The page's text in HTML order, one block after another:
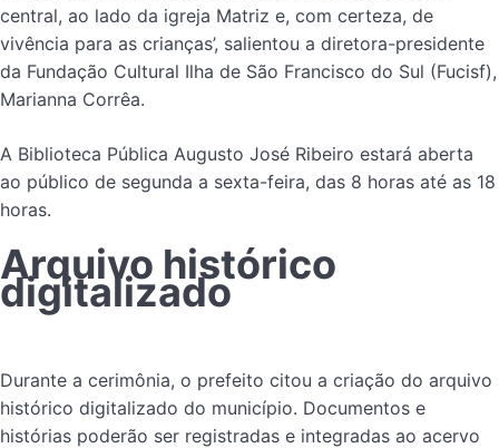
central, ao lado da igreja Matriz e, com certeza, de
vivência para as crianças’, salientou a diretora-presidente
da Fundação Cultural Ilha de São Francisco do Sul (Fucisf),
Marianna Corrêa.
A Biblioteca Pública Augusto José Ribeiro estará aberta
ao público de segunda a sexta-feira, das 8 horas até as 18
horas.
Arquivo histórico
digitalizado
Durante a cerimônia, o prefeito citou a criação do arquivo
histórico digitalizado do município. Documentos e
histórias poderão ser registradas e integradas ao acervo